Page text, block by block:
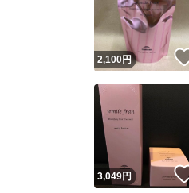
2,100円
3,049円